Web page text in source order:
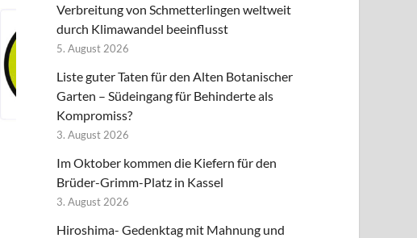
Verbreitung von Schmetterlingen weltweit
durch Klimawandel beeinflusst
5. August 2026
Liste guter Taten für den Alten Botanischer
Garten – Südeingang für Behinderte als
Kompromiss?
3. August 2026
Im Oktober kommen die Kiefern für den
Brüder-Grimm-Platz in Kassel
3. August 2026
Hiroshima- Gedenktag mit Mahnung und